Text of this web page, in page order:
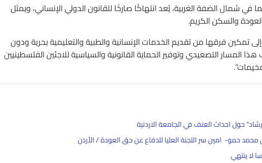
شمال الضفة الغربية، يُعد انتهاكًا صارخًا للقانون الدولي الإنساني، ويمثل
والسكن الكريم.
تمكين فرقها من تقديم الخدمات الإنسانية والطبية والتعليمية بحرية ودون
المسار التصعيدي وتوفير الحماية القانونية والسياسية للاجئين الفلسطينيين
حول احداث العنف في الجامعة الاردنية
حمو- امين سر اللجنة العليا للدفاع عن حق العودة / الأردن
لا ينتهي